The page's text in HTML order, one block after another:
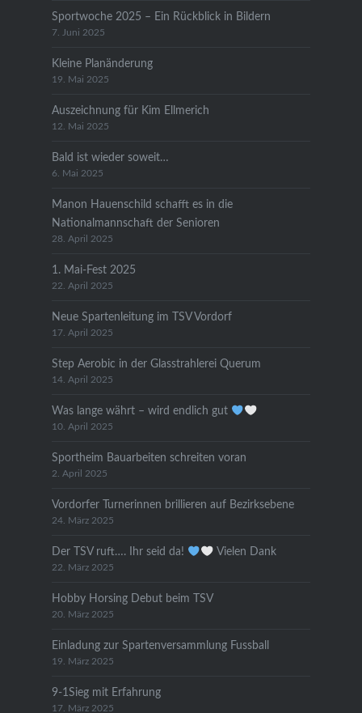
Sportwoche 2025 – Ein Rückblick in Bildern
7. Juni 2025
Kleine Planänderung
19. Mai 2025
Auszeichnung für Kim Ellmerich
12. Mai 2025
Bald ist wieder soweit…
6. Mai 2025
Manon Hauenschild schafft es in die
Nationalmannschaft der Senioren
28. April 2025
1. Mai-Fest 2025
22. April 2025
Neue Spartenleitung im TSV Vordorf
17. April 2025
Step Aerobic in der Glasstrahlerei Querum
14. April 2025
Was lange währt – wird endlich gut
10. April 2025
Sportheim Bauarbeiten schreiten voran
2. April 2025
Vordorfer Turnerinnen brillieren auf Bezirksebene
24. März 2025
Der TSV ruft…. Ihr seid da! Vielen Dank
22. März 2025
Hobby Horsing Debut beim TSV
20. März 2025
Einladung zur Spartenversammlung Fussball
19. März 2025
9-1Sieg mit Erfahrung
17. März 2025